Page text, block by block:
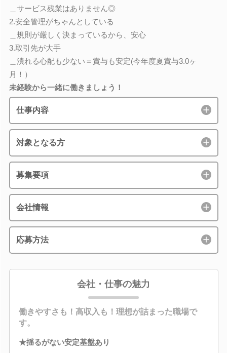
＿サービス残業はありません◎
2.安全管理がちゃんとしている
＿規則が厳しく決まっているから、安心
3.取引先が大手
＿潰れる心配も少ない＝賞与も安定(今年度夏賞与3.0ヶ
月！）
未経験から一緒に働きましょう！
仕事内容
対象となる方
募集要項
会社情報
応募方法
会社・仕事の魅力
働きやすさも！高収入も！理想が詰まった職場で
す。
★揺るがない安定基盤あり